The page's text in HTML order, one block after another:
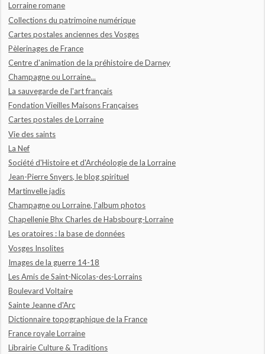
Lorraine romane
Collections du patrimoine numérique
Cartes postales anciennes des Vosges
Pèlerinages de France
Centre d'animation de la préhistoire de Darney
Champagne ou Lorraine...
La sauvegarde de l'art français
Fondation Vieilles Maisons Françaises
Cartes postales de Lorraine
Vie des saints
La Nef
Société d'Histoire et d'Archéologie de la Lorraine
Jean-Pierre Snyers, le blog spirituel
Martinvelle jadis
Champagne ou Lorraine, l'album photos
Chapellenie Bhx Charles de Habsbourg-Lorraine
Les oratoires : la base de données
Vosges Insolites
Images de la guerre 14-18
Les Amis de Saint-Nicolas-des-Lorrains
Boulevard Voltaire
Sainte Jeanne d'Arc
Dictionnaire topographique de la France
France royale Lorraine
Librairie Culture & Traditions